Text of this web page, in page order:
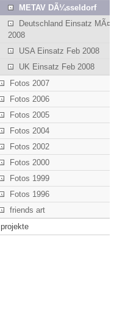
METAV DÃ¼sseldorf
Deutschland Einsatz MÃ¤rz
2008
USA Einsatz Feb 2008
UK Einsatz Feb 2008
Fotos 2007
Fotos 2006
Fotos 2005
Fotos 2004
Fotos 2002
Fotos 2000
Fotos 1999
Fotos 1996
friends art
projekte